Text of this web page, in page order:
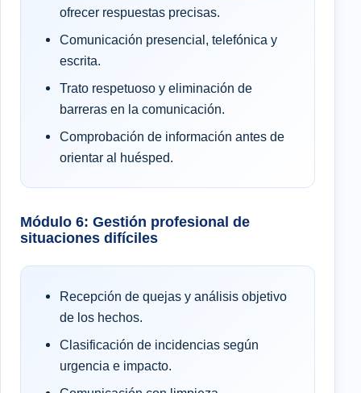
ofrecer respuestas precisas.
Comunicación presencial, telefónica y
escrita.
Trato respetuoso y eliminación de
barreras en la comunicación.
Comprobación de información antes de
orientar al huésped.
Módulo 6: Gestión profesional de
situaciones difíciles
Recepción de quejas y análisis objetivo
de los hechos.
Clasificación de incidencias según
urgencia e impacto.